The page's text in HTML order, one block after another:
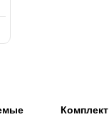
Комплект